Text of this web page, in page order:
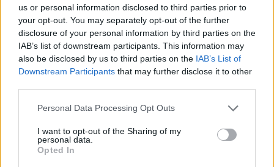
us or personal information disclosed to third parties prior to
your opt-out. You may separately opt-out of the further
disclosure of your personal information by third parties on the
IAB’s list of downstream participants. This information may
also be disclosed by us to third parties on the IAB’s List of
Downstream Participants that may further disclose it to other
Personal Data Processing Opt Outs
I want to opt-out of the Sharing of my
personal data.
Opted In
Zyra
Cierniowy Ogród (Bierna):
Większawartość spowolnienia (z 25 na
30%)
20-12 na 18-10 sekund)